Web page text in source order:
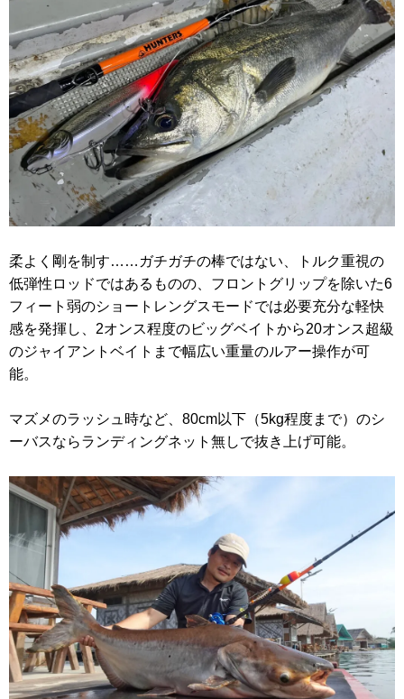
柔よく剛を制す……ガチガチの棒ではない、トルク重視の
低弾性ロッドではあるものの、フロントグリップを除いた6
フィート弱のショートレングスモードでは必要充分な軽快
感を発揮し、2オンス程度のビッグベイトから20オンス超級
のジャイアントベイトまで幅広い重量のルアー操作が可
能。
マズメのラッシュ時など、80cm以下（5kg程度まで）のシ
ーバスならランディングネット無しで抜き上げ可能。